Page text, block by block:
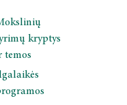
kryptys
temos